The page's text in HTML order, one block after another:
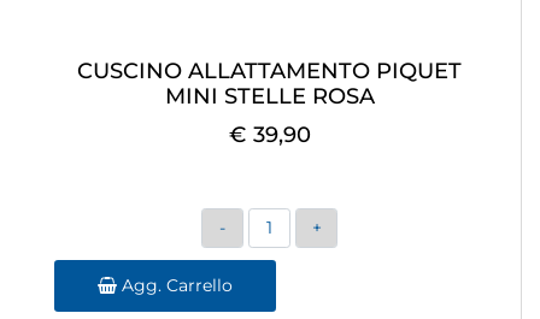
CUSCINO ALLATTAMENTO PIQUET
MINI STELLE ROSA
€ 39,90
Quantità
Agg. Carrello